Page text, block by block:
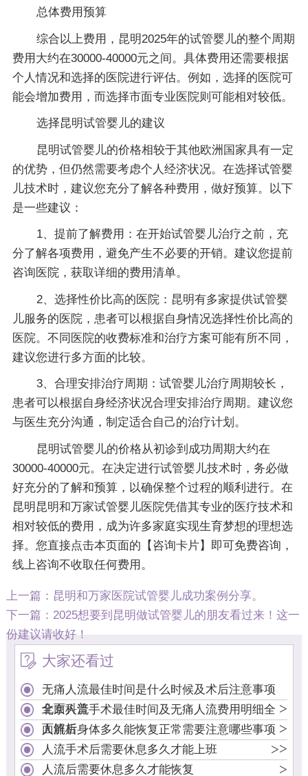
总体费用预算
综合以上费用，昆明2025年的试管婴儿的整个周期
费用大约在30000-40000元之间。具体费用还需要根据
个人情况和选择的医院进行评估。例如，选择的医院可
能会增加费用，而选择市面专业医院则可能相对较低。
选择昆明试管婴儿的建议
昆明试管婴儿的价格相较于其他欧洲国家具有一定
的优势，但仍然需要考虑个人经济状况。在选择试管婴
儿技术时，建议您充分了解各种费用，做好预算。以下
是一些建议：
1、提前了解费用：在开始试管婴儿治疗之前，充
分了解各项费用，避免产生不必要的开销。建议您提前
咨询医院，获取详细的费用清单。
2、选择性价比高的医院：昆明有多家提供试管婴
儿服务的医院，患者可以根据自身情况选择性价比高的
医院。不同医院的收费标准和治疗方案可能有所不同，
建议您进行多方面的比较。
3、合理安排治疗周期：试管婴儿治疗周期较长，
患者可以根据自身经济状况合理安排治疗周期。建议您
与医生充分沟通，制定适合自己的治疗计划。
昆明试管婴儿的价格从初诊到成功周期大约在
30000-40000元。在决定进行试管婴儿技术时，务必做
好充分的了解和预算，以确保整个过程的顺利进行。在
昆明昆明和万家试管婴儿医院凭借其专业的医疗技术和
相对较低的费用，成为许多家庭实现生育梦想的理想选
择。您直接点击本页面的【咨询卡片】即可免费咨询，
线上咨询不收取任何费用。
上一篇： 昆明和万家医院试管婴儿成功案例分享。
下一篇： 2025想要到昆明做试管婴儿的朋友看过来！这一
份建议请收好！
大家还看过
无痛人流最佳时间是什么时候及术后注意事项
全面科普
>
北京人流手术最佳时间及无痛人流费用明细全
面解析
>
人流后身体多久能恢复正常需要注意哪些事项
>
人流手术后需要休息多久才能上班 >
人流后需要休息多久才能恢复 >